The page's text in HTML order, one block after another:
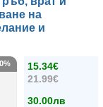
на
и
15.34€
21.99€
30.00лв